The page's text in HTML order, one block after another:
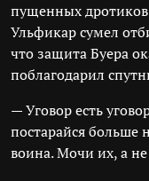
пущенных
Ульфикар сумел
что защита Буера
поблагодарил
— Уговор есть
постарайся больше
воина. Мочи их, а не